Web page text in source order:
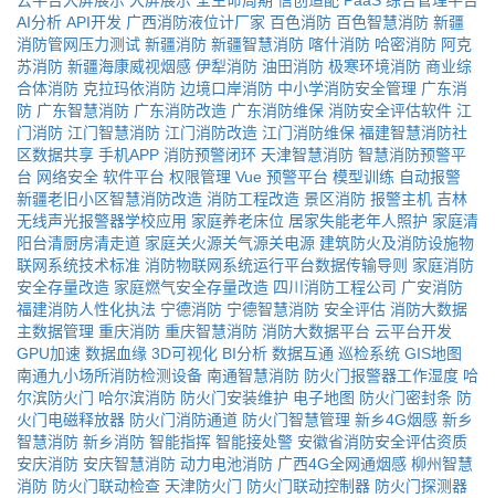
AI分析 API开发 广西消防液位计厂家 百色消防 百色智慧消防 新疆
消防管网压力测试 新疆消防 新疆智慧消防 喀什消防 哈密消防 阿克
苏消防 新疆海康威视烟感 伊犁消防 油田消防 极寒环境消防 商业综
合体消防 克拉玛依消防 边境口岸消防 中小学消防安全管理 广东消
防 广东智慧消防 广东消防改造 广东消防维保 消防安全评估软件 江
门消防 江门智慧消防 江门消防改造 江门消防维保 福建智慧消防社
区数据共享 手机APP 消防预警闭环 天津智慧消防 智慧消防预警平
台 网络安全 软件平台 权限管理 Vue 预警平台 模型训练 自动报警
新疆老旧小区智慧消防改造 消防工程改造 景区消防 报警主机 吉林
无线声光报警器学校应用 家庭养老床位 居家失能老年人照护 家庭清
阳台清厨房清走道 家庭关火源关气源关电源 建筑防火及消防设施物
联网系统技术标准 消防物联网系统运行平台数据传输导则 家庭消防
安全存量改造 家庭燃气安全存量改造 四川消防工程公司 广安消防
福建消防人性化执法 宁德消防 宁德智慧消防 安全评估 消防大数据
主数据管理 重庆消防 重庆智慧消防 消防大数据平台 云平台开发
GPU加速 数据血缘 3D可视化 BI分析 数据互通 巡检系统 GIS地图
南通九小场所消防检测设备 南通智慧消防 防火门报警器工作湿度 哈
尔滨防火门 哈尔滨消防 防火门安装维护 电子地图 防火门密封条 防
火门电磁释放器 防火门消防通道 防火门智慧管理 新乡4G烟感 新乡
智慧消防 新乡消防 智能指挥 智能接处警 安徽省消防安全评估资质
安庆消防 安庆智慧消防 动力电池消防 广西4G全网通烟感 柳州智慧
消防 防火门联动检查 天津防火门 防火门联动控制器 防火门探测器